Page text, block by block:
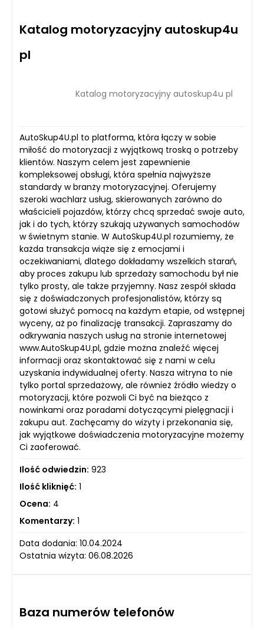
Katalog motoryzacyjny autoskup4u
pl
Katalog motoryzacyjny autoskup4u pl
AutoSkup4U.pl to platforma, która łączy w sobie
miłość do motoryzacji z wyjątkową troską o potrzeby
klientów. Naszym celem jest zapewnienie
kompleksowej obsługi, która spełnia najwyższe
standardy w branży motoryzacyjnej. Oferujemy
szeroki wachlarz usług, skierowanych zarówno do
właścicieli pojazdów, którzy chcą sprzedać swoje auto,
jak i do tych, którzy szukają używanych samochodów
w świetnym stanie. W AutoSkup4U.pl rozumiemy, że
każda transakcja wiąże się z emocjami i
oczekiwaniami, dlatego dokładamy wszelkich starań,
aby proces zakupu lub sprzedaży samochodu był nie
tylko prosty, ale także przyjemny. Nasz zespół składa
się z doświadczonych profesjonalistów, którzy są
gotowi służyć pomocą na każdym etapie, od wstępnej
wyceny, aż po finalizację transakcji. Zapraszamy do
odkrywania naszych usług na stronie internetowej
www.AutoSkup4U.pl, gdzie można znaleźć więcej
informacji oraz skontaktować się z nami w celu
uzyskania indywidualnej oferty. Nasza witryna to nie
tylko portal sprzedażowy, ale również źródło wiedzy o
motoryzacji, które pozwoli Ci być na bieżąco z
nowinkami oraz poradami dotyczącymi pielęgnacji i
zakupu aut. Zachęcamy do wizyty i przekonania się,
jak wyjątkowe doświadczenia motoryzacyjne możemy
Ci zaoferować.
Ilość odwiedzin: 923
Ilość kliknięć: 1
Ocena: 4
Komentarzy: 1
Data dodania: 10.04.2024
Ostatnia wizyta: 06.08.2026
Baza numerów telefonów